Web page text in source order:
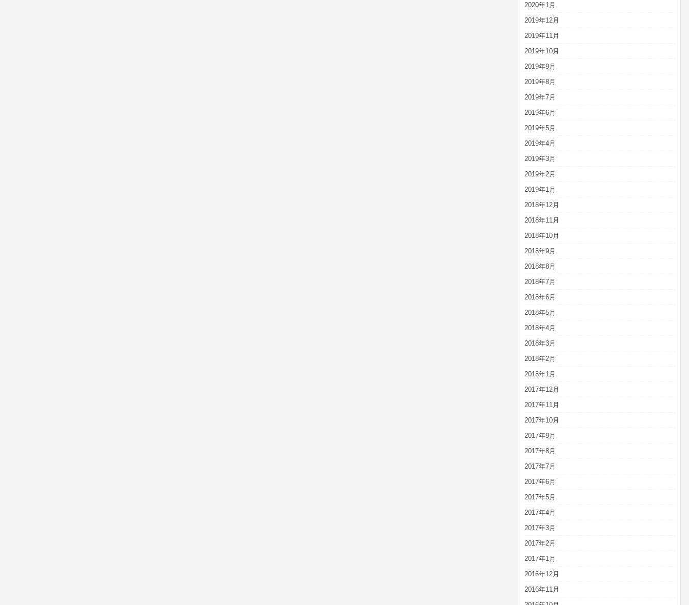
2020年1月
2019年12月
2019年11月
2019年10月
2019年9月
2019年8月
2019年7月
2019年6月
2019年5月
2019年4月
2019年3月
2019年2月
2019年1月
2018年12月
2018年11月
2018年10月
2018年9月
2018年8月
2018年7月
2018年6月
2018年5月
2018年4月
2018年3月
2018年2月
2018年1月
2017年12月
2017年11月
2017年10月
2017年9月
2017年8月
2017年7月
2017年6月
2017年5月
2017年4月
2017年3月
2017年2月
2017年1月
2016年12月
2016年11月